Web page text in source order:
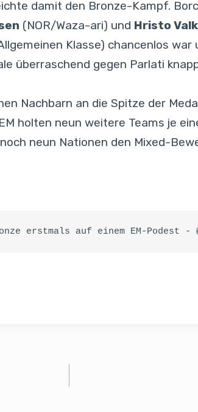
damit den Bronze-Kampf.
(NOR/Waza-ari) und Hristo
Klasse) chancenlos
überraschend gegen Parlati
Nachbarn an die Spitze der
holten neun weitere Teams je
neun Nationen den Mixed-
erstmals auf einem EM-Podest -